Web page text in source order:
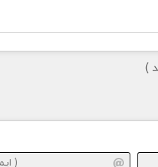
نام*